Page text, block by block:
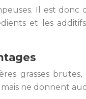
Il est
et les
grasses
ne donnent